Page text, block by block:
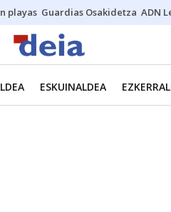
playas Guardias Osakidetza ADN
ESKUINALDEA